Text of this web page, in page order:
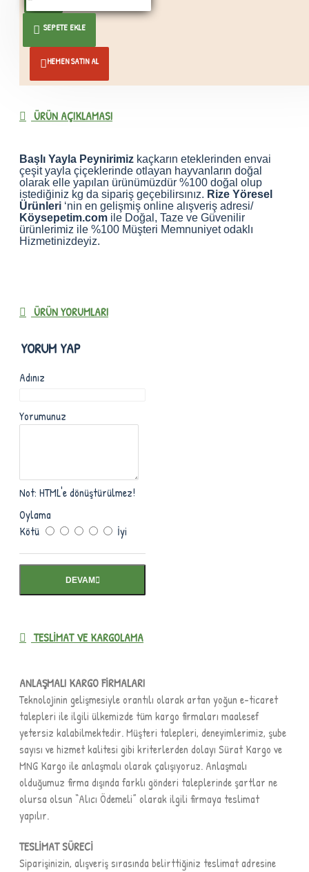
SEPETE EKLE
HEMEN SATIN AL
Whatsapp İle
Sipariş
ÜRÜN AÇIKLAMASI
Başlı Yayla Peynirimiz kaçkarın eteklerinden envai
çeşit yayla çiçeklerinde otlayan hayvanların doğal
olarak elle yapılan ürünümüzdür %100 doğal olup
istediğiniz kg da sipariş geçebilirsınız. Rize Yöresel
Ürünleri ‘nin en gelişmiş online alışveriş adresi/
Köysepetim.com ile Doğal, Taze ve Güvenilir
ürünlerimiz ile %100 Müşteri Memnuniyet odaklı
Hizmetinizdeyiz.
ÜRÜN YORUMLARI
YORUM YAP
Adınız
Yorumunuz
Not: HTML'e dönüştürülmez!
Oylama
Kötü
İyi
DEVAM
TESLIMAT VE KARGOLAMA
ANLAŞMALI KARGO FİRMALARI
Teknolojinin gelişmesiyle orantılı olarak artan yoğun e-ticaret
talepleri ile ilgili ülkemizde tüm kargo firmaları maalesef
yetersiz kalabilmektedir. Müşteri talepleri, deneyimlerimiz, şube
sayısı ve hizmet kalitesi gibi kriterlerden dolayı Sürat Kargo ve
MNG Kargo ile anlaşmalı olarak çalışıyoruz. Anlaşmalı
olduğumuz firma dışında farklı gönderi taleplerinde şartlar ne
olursa olsun “Alıcı Ödemeli” olarak ilgili firmaya teslimat
yapılır.
TESLİMAT SÜRECİ
Siparişinizin, alışveriş sırasında belirttiğiniz teslimat adresine